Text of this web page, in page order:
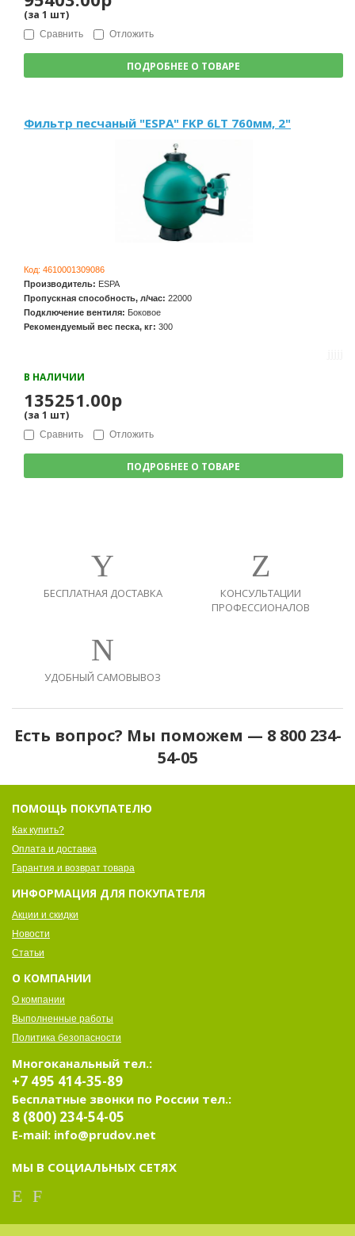
(за 1 шт)
Сравнить Отложить
ПОДРОБНЕЕ О ТОВАРЕ
Фильтр песчаный "ESPA" FKP 6LT 760мм, 2"
Код: 4610001309086
Производитель: ESPA
Пропускная способность, л/час: 22000
Подключение вентиля: Боковое
Рекомендуемый вес песка, кг: 300
В НАЛИЧИИ
135251.00р
(за 1 шт)
Сравнить Отложить
ПОДРОБНЕЕ О ТОВАРЕ
БЕСПЛАТНАЯ ДОСТАВКА
КОНСУЛЬТАЦИИ
ПРОФЕССИОНАЛОВ
УДОБНЫЙ САМОВЫВОЗ
Есть вопрос? Мы поможем — 8 800 234-
54-05
ПОМОЩЬ ПОКУПАТЕЛЮ
Как купить?
Оплата и доставка
Гарантия и возврат товара
ИНФОРМАЦИЯ ДЛЯ ПОКУПАТЕЛЯ
Акции и скидки
Новости
Статьи
О КОМПАНИИ
О компании
Выполненные работы
Политика безопасности
Многоканальный тел.:
+7 495 414-35-89
Бесплатные звонки по России тел.:
8 (800) 234-54-05
E-mail: info@prudov.net
МЫ В СОЦИАЛЬНЫХ СЕТЯХ